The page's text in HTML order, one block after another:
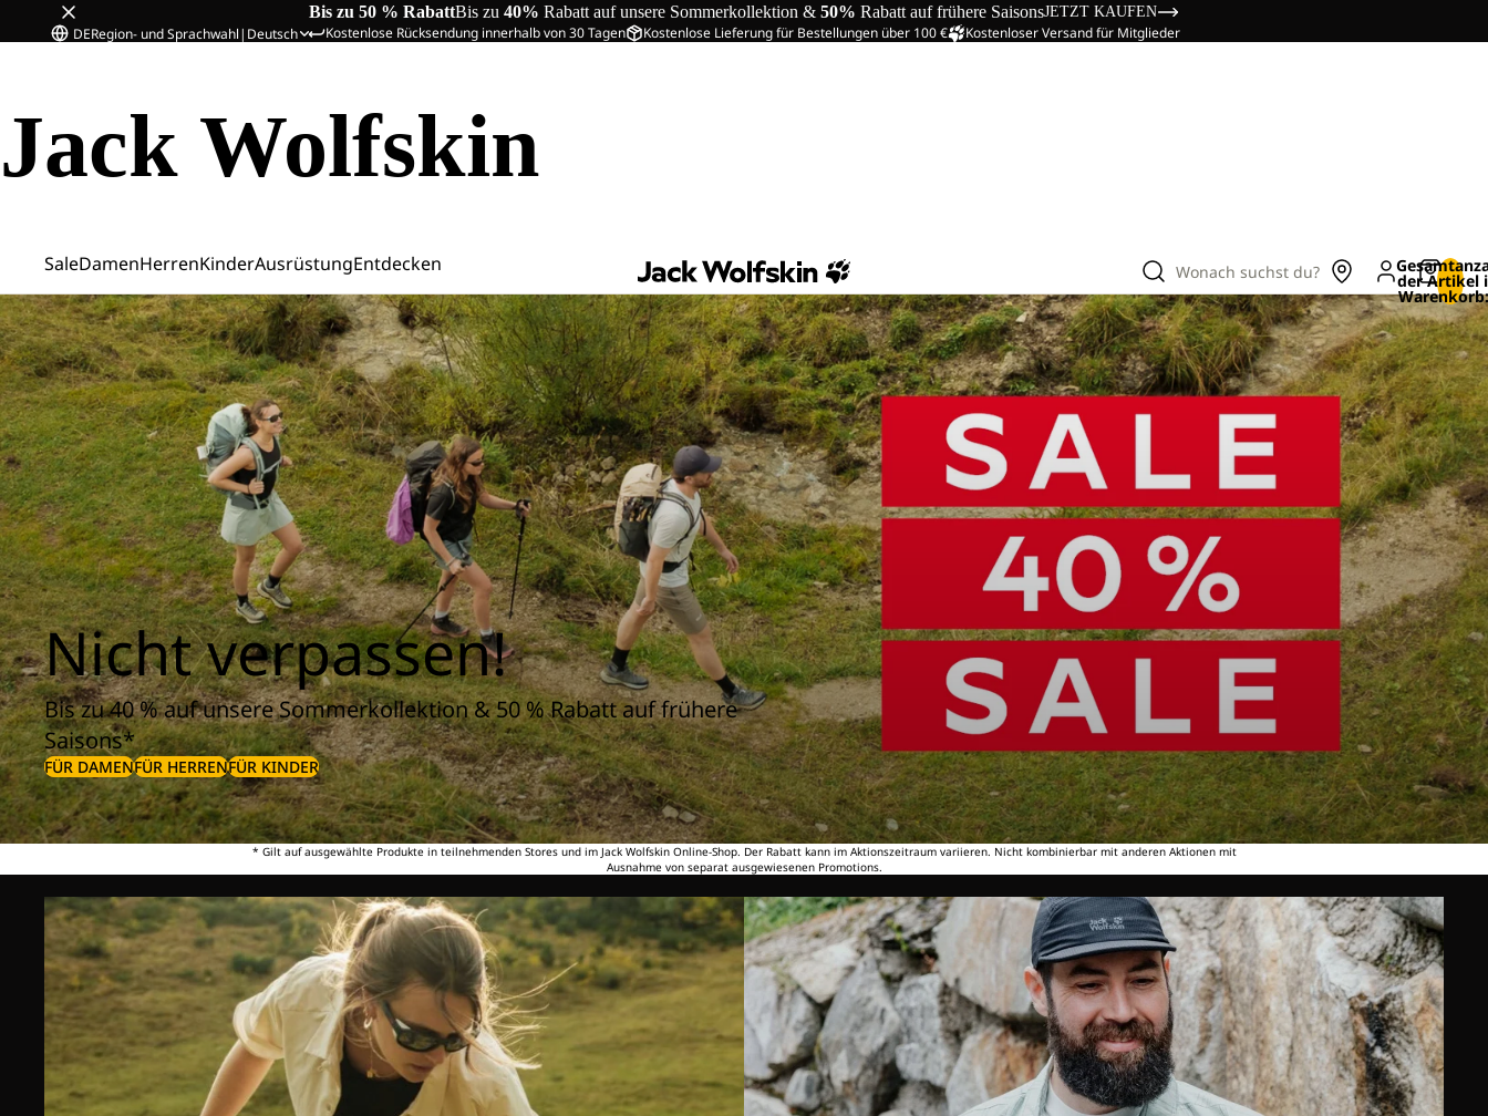
Bis zu 50 % RabattBis zu 40% Rabatt auf unsere Sommerkollektion & 50% Rabatt auf frühere SaisonsJETZT KAUFEN
Kostenlose Rücksendung innerhalb von 30 Tagen Kostenlose Lieferung für Bestellungen über 100 € Kostenloser Versand für Mitglieder
DERegion- und Sprachwahl| Deutsch
Jack Wolfskin
SaleDamenHerrenKinderAusrüstungEntdecken Wonach suchst du? der Artikel
Nicht verpassen!
Bis zu 40 % auf unsere Sommerkollektion & 50 % Rabatt auf frühere
Saisons*
FÜR DAMENFÜR HERRENFÜR KINDER
* Gilt auf ausgewählte Produkte in teilnehmenden Stores und im Jack Wolfskin Online-Shop. Der Rabatt kann im Aktionszeitraum variieren. Nicht kombinierbar mit anderen Aktionen mit
Ausnahme von separat ausgewiesenen Promotions.